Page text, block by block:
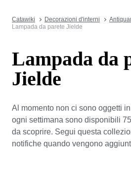
Catawiki Decorazioni d'interni
Lampada da parete Jielde
Lampada da
Jielde
Al momento non ci sono oggetti
ogni settimana sono disponibili
da scoprire. Segui questa
notifiche quando vengono